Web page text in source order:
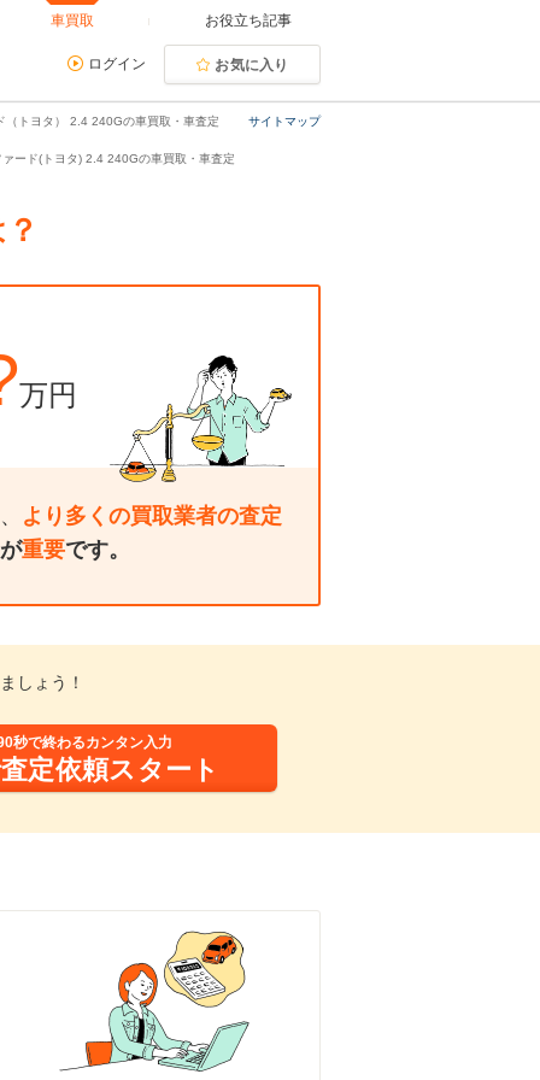
車買取 お役立ち記事
ログイン お気に入り
サイトマップ
（トヨタ） 2.4 240Gの車買取・車査定
ァード(トヨタ) 2.4 240Gの車買取・車査定
万円
より多くの買取業者の査定
重要です。
しょう！
秒で終わるカンタン入力
定依頼スタート